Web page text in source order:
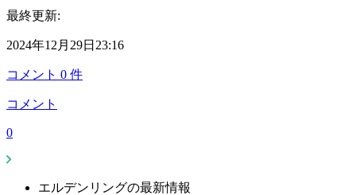
最終更新:
2024年12月29日23:16
コメント 0 件
コメント
0
エルデンリングの最新情報